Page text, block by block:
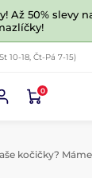
Až 50% slevy
10-18, Čt-Pá 7-15)
0
kočičky?